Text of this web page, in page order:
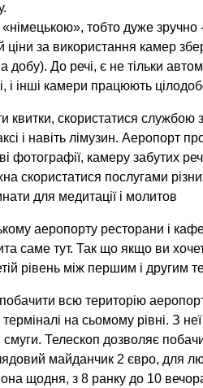
тобто дуже зручно -
за використання камер
добу). До речі, є не тільки
і інші камери працюють
квитки, скористатися службою
і навіть лімузин. Аеропорт
фотографії, камеру забутих
скористатися послугами
для медитації і молитов
аеропорту ресторани і
саме тут. Так що якщо ви
рівень між першим і другим
всю територію
на сьомому рівні. З
смуги. Телескоп дозволяє
майданчик 2 євро, для
щодня, з 8 ранку до 10